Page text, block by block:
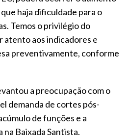
haja dificuldade para o
Temos o privilégio do
atento aos indicadores e
preventivamente, conforme
a preocupação com o
demanda de cortes pós-
de funções e a
Baixada Santista.